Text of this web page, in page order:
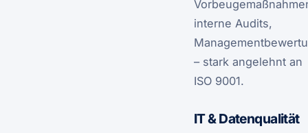
interne Audits,
– stark angelehnt an
ISO 9001.
IT & Datenqualität